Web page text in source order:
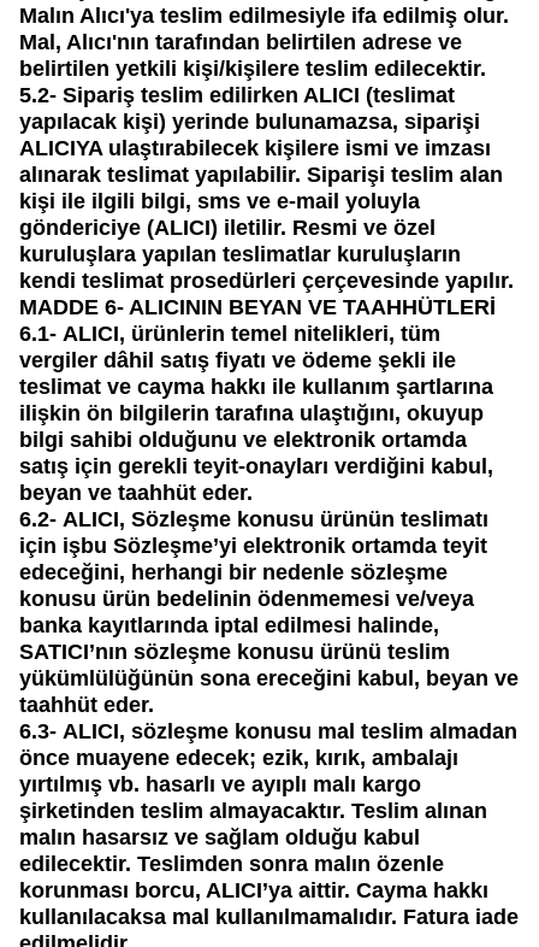
Malın Alıcı'ya teslim edilmesiyle ifa edilmiş olur.
Mal, Alıcı'nın tarafından belirtilen adrese ve
belirtilen yetkili kişi/kişilere teslim edilecektir.
5.2- Sipariş teslim edilirken ALICI (teslimat
yapılacak kişi) yerinde bulunamazsa, siparişi
ALICIYA ulaştırabilecek kişilere ismi ve imzası
alınarak teslimat yapılabilir. Siparişi teslim alan
kişi ile ilgili bilgi, sms ve e-mail yoluyla
göndericiye (ALICI) iletilir. Resmi ve özel
kuruluşlara yapılan teslimatlar kuruluşların
kendi teslimat prosedürleri çerçevesinde yapılır.
MADDE 6- ALICININ BEYAN VE TAAHHÜTLERİ
6.1- ALICI, ürünlerin temel nitelikleri, tüm
vergiler dâhil satış fiyatı ve ödeme şekli ile
teslimat ve cayma hakkı ile kullanım şartlarına
ilişkin ön bilgilerin tarafına ulaştığını, okuyup
bilgi sahibi olduğunu ve elektronik ortamda
satış için gerekli teyit-onayları verdiğini kabul,
beyan ve taahhüt eder.
6.2- ALICI, Sözleşme konusu ürünün teslimatı
için işbu Sözleşme’yi elektronik ortamda teyit
edeceğini, herhangi bir nedenle sözleşme
konusu ürün bedelinin ödenmemesi ve/veya
banka kayıtlarında iptal edilmesi halinde,
SATICI’nın sözleşme konusu ürünü teslim
yükümlülüğünün sona ereceğini kabul, beyan ve
taahhüt eder.
6.3- ALICI, sözleşme konusu mal teslim almadan
önce muayene edecek; ezik, kırık, ambalajı
yırtılmış vb. hasarlı ve ayıplı malı kargo
şirketinden teslim almayacaktır. Teslim alınan
malın hasarsız ve sağlam olduğu kabul
edilecektir. Teslimden sonra malın özenle
korunması borcu, ALICI’ya aittir. Cayma hakkı
kullanılacaksa mal kullanılmamalıdır. Fatura iade